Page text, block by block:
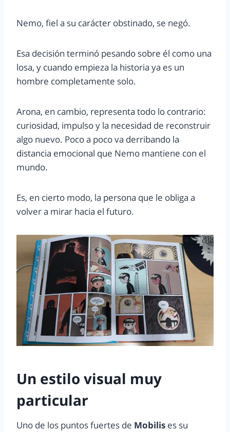
Nemo, fiel a su carácter obstinado, se negó.
Esa decisión terminó pesando sobre él como una
losa, y cuando empieza la historia ya es un
hombre completamente solo.
Arona, en cambio, representa todo lo contrario:
curiosidad, impulso y la necesidad de reconstruir
algo nuevo. Poco a poco va derribando la
distancia emocional que Nemo mantiene con el
mundo.
Es, en cierto modo, la persona que le obliga a
volver a mirar hacia el futuro.
Un estilo visual muy
particular
Uno de los puntos fuertes de Mobilis es su